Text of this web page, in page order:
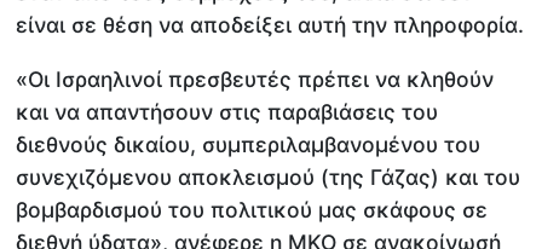
είναι σε θέση να αποδείξει αυτή την πληροφορία.
«Οι Ισραηλινοί πρεσβευτές πρέπει να κληθούν
και να απαντήσουν στις παραβιάσεις του
διεθνούς δικαίου, συμπεριλαμβανομένου του
συνεχιζόμενου αποκλεισμού (της Γάζας) και του
βομβαρδισμού του πολιτικού μας σκάφους σε
διεθνή ύδατα», ανέφερε η ΜΚΟ σε ανακοίνωσή